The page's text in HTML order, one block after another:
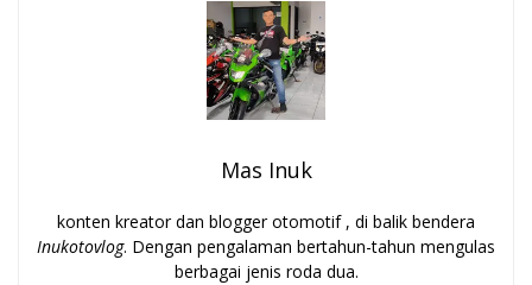
Mas Inuk
konten kreator dan blogger otomotif , di balik bendera
Inukotovlog. Dengan pengalaman bertahun-tahun mengulas
berbagai jenis roda dua.